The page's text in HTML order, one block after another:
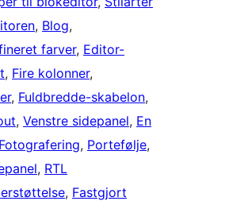
, Blog
farver, Editor-
, Fire kolonner
, Fuldbredde-skabelon
, Venstre sidepanel, En
Fotografering, Portefølje
, RTL
, Fastgjort